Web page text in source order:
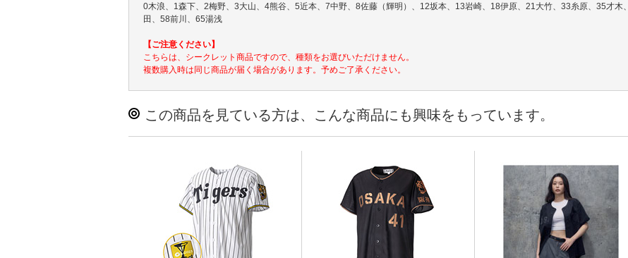
0木浪、1森下、2梅野、3大山、4熊谷、5近本、7中野、8佐藤（輝明）、12坂本、13岩崎、18伊原、21大竹、33糸原、35才
田、58前川、65湯浅
【ご注意ください】
こちらは、シークレット商品ですので、種類をお選びいただけません。
複数購入時は同じ商品が届く場合があります。予めご了承ください。
この商品を見ている方は、こんな商品にも興味をもっています。